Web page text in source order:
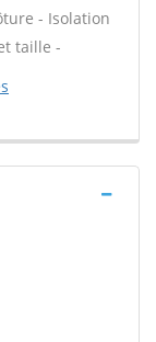
- Isolation
taille -